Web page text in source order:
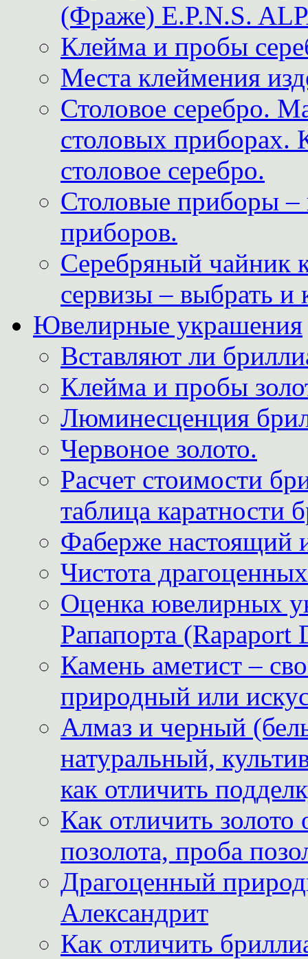
(Фраже) E.P.N.S.
Клейма и пробы
Места клеймения
Столовое серебро.
столовых приборах.
столовое серебро.
Столовые приборы –
приборов.
Серебряный чайник
сервизы – выбрать и
Ювелирные украшения
Вставляют ли
Клейма и пробы
Люминесценция
Червоное золото.
Расчет стоимости
таблица каратности
Фаберже настоящий
Чистота
Оценка ювелирных
Рапапорта (Rapaport
Камень аметист –
природный или
Алмаз и черный
натуральный,
как отличить
Как отличить
позолота, проба
Драгоценный
Александрит
Как отличить